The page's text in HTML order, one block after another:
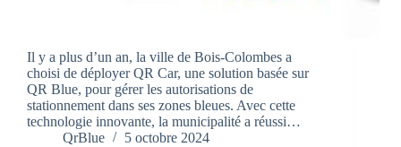
Il y a plus d’un an, la ville de Bois-Colombes a
choisi de déployer QR Car, une solution basée sur
QR Blue, pour gérer les autorisations de
stationnement dans ses zones bleues. Avec cette
technologie innovante, la municipalité a réussi…
QrBlue
5 octobre 2024